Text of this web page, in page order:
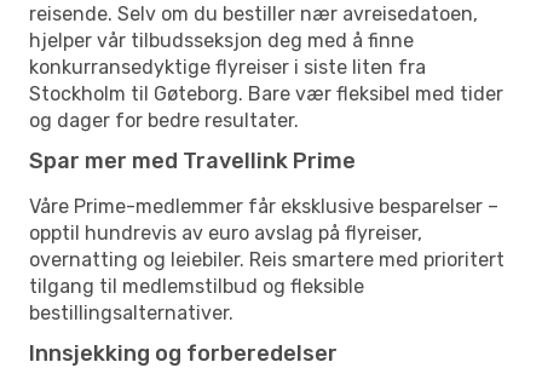
reisende. Selv om du bestiller nær avreisedatoen,
hjelper vår tilbudsseksjon deg med å finne
konkurransedyktige flyreiser i siste liten fra
Stockholm til Gøteborg. Bare vær fleksibel med tider
og dager for bedre resultater.
Spar mer med Travellink Prime
Våre Prime-medlemmer får eksklusive besparelser –
opptil hundrevis av euro avslag på flyreiser,
overnatting og leiebiler. Reis smartere med prioritert
tilgang til medlemstilbud og fleksible
bestillingsalternativer.
Innsjekking og forberedelser